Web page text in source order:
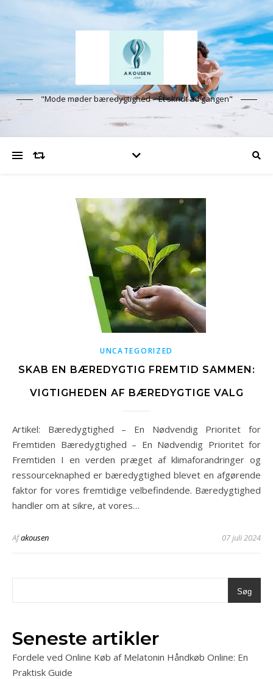
"Mode møder bæredygtighed – Ét skridt ad gangen"
UNCATEGORIZED
SKAB EN BÆREDYGTIG FREMTID SAMMEN:
VIGTIGHEDEN AF BÆREDYGTIGE VALG
Artikel: Bæredygtighed – En Nødvendig Prioritet for
Fremtiden Bæredygtighed – En Nødvendig Prioritet for
Fremtiden I en verden præget af klimaforandringer og
ressourceknaphed er bæredygtighed blevet en afgørende
faktor for vores fremtidige velbefindende. Bæredygtighed
handler om at sikre, at vores…
Afakousen 07 juli 2024
Søg
Seneste artikler
Fordele ved Online Køb af Melatonin Håndkøb Online: En
Praktisk Guide